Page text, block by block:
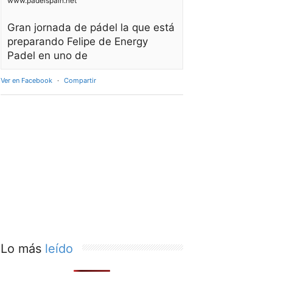
Gran jornada de pádel la que está
preparando Felipe de Energy
Padel en uno de
Ver en Facebook · Compartir
Lo más leído